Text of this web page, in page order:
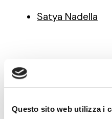
Questo sito web utilizza i
Satya Nadella
Note di
pratica —